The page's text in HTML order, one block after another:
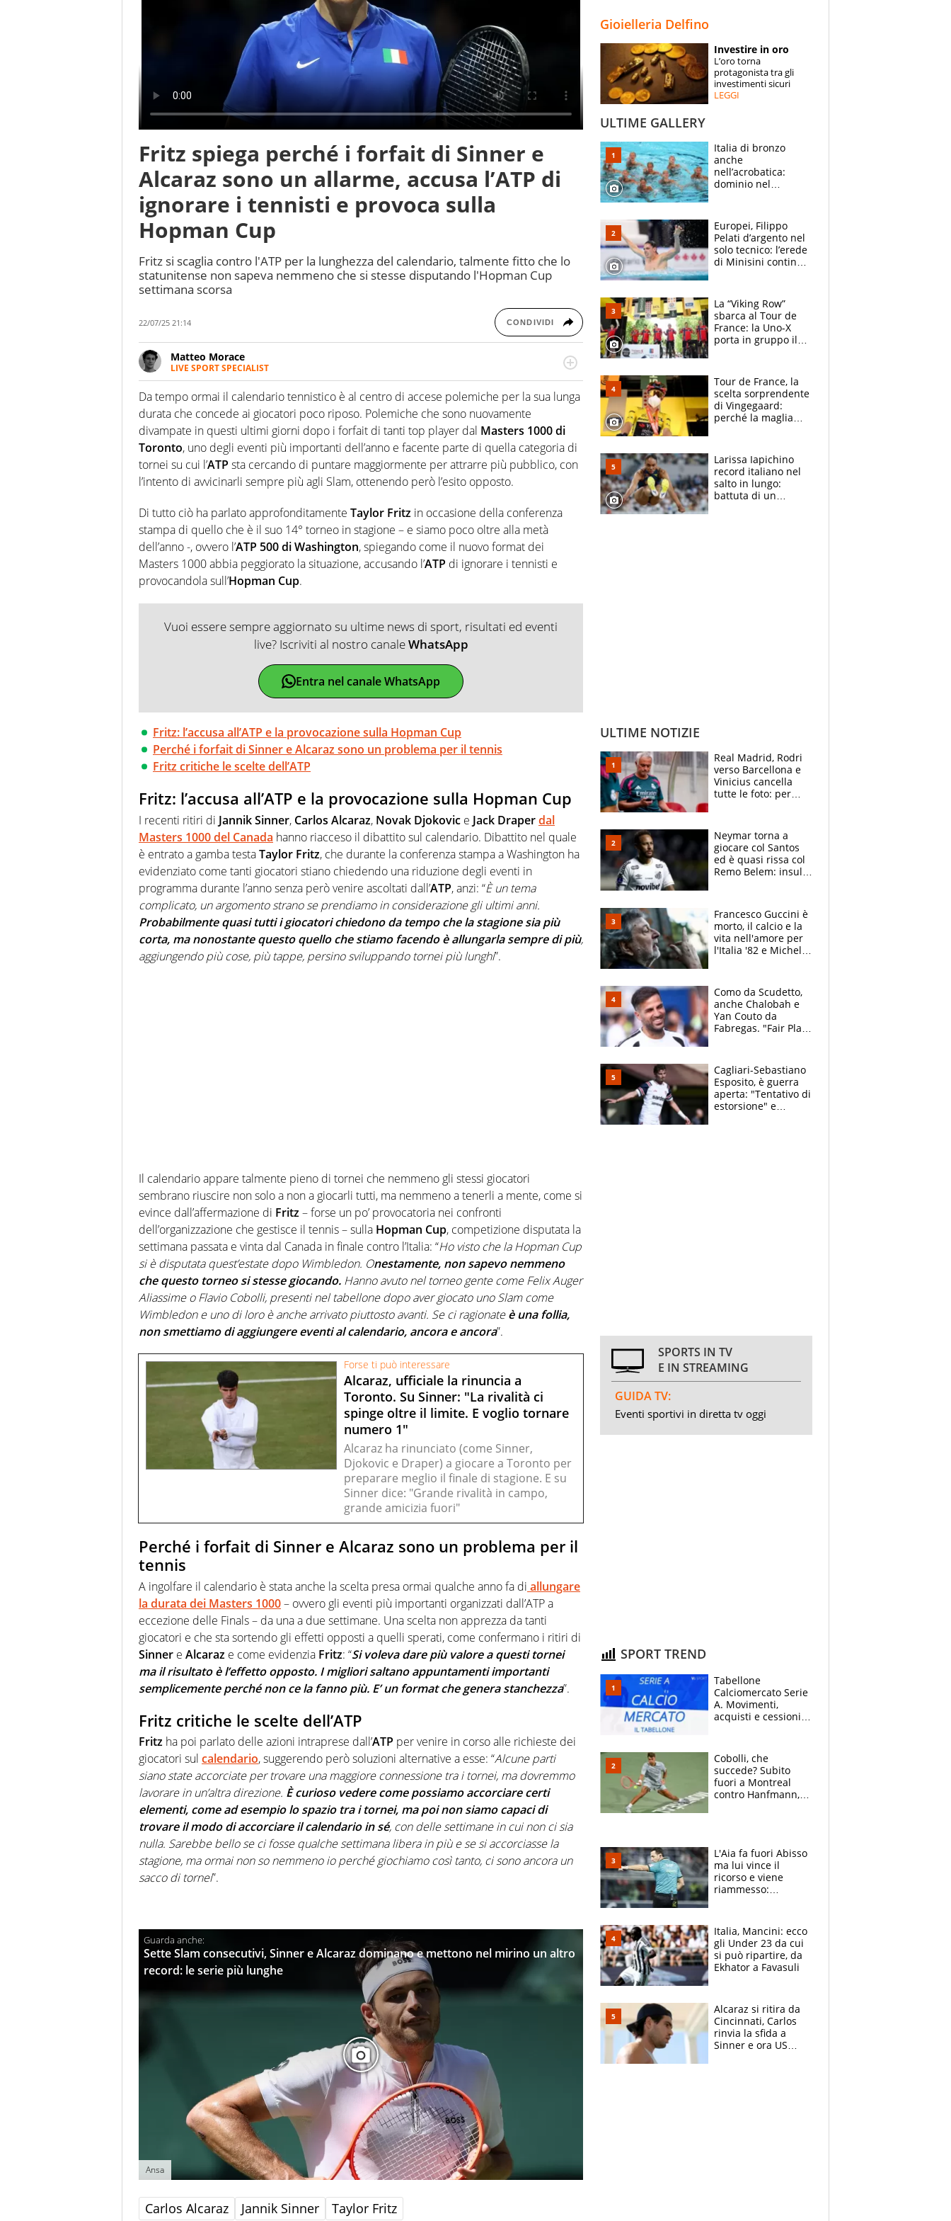
ESPERTI
CONTATTI
Fritz spiega perché i forfait di Sinner e
Alcaraz sono un allarme, accusa l’ATP di
ignorare i tennisti e provoca sulla
Hopman Cup
Fritz si scaglia contro l'ATP per la lunghezza del calendario, talmente fitto che lo
statunitense non sapeva nemmeno che si stesse disputando l'Hopman Cup
settimana scorsa
22/07/25 21:14 CONDIVIDI
Matteo Morace
LIVE SPORT SPECIALIST
La multimedialità quale approccio personale e professionale. Ama raccontare lo sport
focalizzando ogni attenzione sul tempo reale: la verità della dirette non sono opinioni
ma fatti
Da tempo ormai il calendario tennistico è al centro di accese polemiche per la sua lunga
durata che concede ai giocatori poco riposo. Polemiche che sono nuovamente
divampate in questi ultimi giorni dopo i forfait di tanti top player dal Masters 1000 di
Toronto, uno degli eventi più importanti dell’anno e facente parte di quella categoria di
tornei su cui l’ATP sta cercando di puntare maggiormente per attrarre più pubblico, con
l’intento di avvicinarli sempre più agli Slam, ottenendo però l’esito opposto.
Di tutto ciò ha parlato approfonditamente Taylor Fritz in occasione della conferenza
stampa di quello che è il suo 14° torneo in stagione – e siamo poco oltre alla metà
dell’anno -, ovvero l’ATP 500 di Washington, spiegando come il nuovo format dei
Masters 1000 abbia peggiorato la situazione, accusando l’ATP di ignorare i tennisti e
provocandola sull’Hopman Cup.
Vuoi essere sempre aggiornato su ultime news di sport, risultati ed eventi
live? Iscriviti al nostro canaleWhatsApp
Entra nel canale WhatsApp
Fritz: l’accusa all’ATP e la provocazione sulla Hopman Cup
Perché i forfait di Sinner e Alcaraz sono un problema per il tennis
Fritz critiche le scelte dell’ATP
Fritz: l’accusa all’ATP e la provocazione sulla Hopman Cup
I recenti ritiri di Jannik Sinner, Carlos Alcaraz, Novak Djokovic e Jack Draperdal
Masters 1000 del Canada hanno riacceso il dibattito sul calendario. Dibattito nel quale
è entrato a gamba testaTaylor Fritz, che durante la conferenza stampa a Washington ha
evidenziato come tanti giocatori stiano chiedendo una riduzione degli eventi in
programma durante l’anno senza però venire ascoltati dall’ATP, anzi: “È un tema
complicato, un argomento strano se prendiamo in considerazione gli ultimi anni.
Probabilmente quasi tutti i giocatori chiedono da tempo che la stagione sia più
corta, ma nonostante questo quello che stiamo facendo è allungarla sempre di più,
aggiungendo più cose, più tappe, persino sviluppando tornei più lunghi”.
Il calendario appare talmente pieno di tornei che nemmeno gli stessi giocatori
sembrano riuscire non solo a non a giocarli tutti, ma nemmeno a tenerli a mente, come si
evince dall’affermazione di Fritz– forse un po’ provocatoria nei confronti
dell’organizzazione che gestisce il tennis – sulla Hopman Cup, competizione disputata la
settimana passata e vinta dal Canada in finale contro l’Italia: “Ho visto che la Hopman Cup
si è disputata quest’estate dopo Wimbledon. Onestamente, non sapevo nemmeno
che questo torneo si stesse giocando. Hanno avuto nel torneo gente come Felix Auger
Aliassime o Flavio Cobolli, presenti nel tabellone dopo aver giocato uno Slam come
Wimbledon e uno di loro è anche arrivato piuttosto avanti. Se ci ragionateè una follia,
non smettiamo di aggiungere eventi al calendario, ancora e ancora”.
Forse ti può interessare
Alcaraz, ufficiale la rinuncia a
Toronto. Su Sinner: "La rivalità ci
spinge oltre il limite. E voglio tornare
numero 1"
Alcaraz ha rinunciato (come Sinner,
Djokovic e Draper) a giocare a Toronto per
preparare meglio il finale di stagione. E su
Sinner dice: "Grande rivalità in campo,
grande amicizia fuori"
Perché i forfait di Sinner e Alcaraz sono un problema per il
tennis
A ingolfare il calendario è stata anche la scelta presa ormai qualche anno fa di allungare
la durata dei Masters 1000– ovvero gli eventi più importanti organizzati dall’ATP a
eccezione delle Finals – da una a due settimane. Una scelta non apprezza da tanti
giocatori e che sta sortendo gli effetti opposti a quelli sperati, come confermano i ritiri di
Sinner e Alcaraz e come evidenzia Fritz: “Si voleva dare più valore a questi tornei
ma il risultato è l’effetto opposto. I migliori saltano appuntamenti importanti
semplicemente perché non ce la fanno più. E’ un format che genera stanchezza”.
Fritz critiche le scelte dell’ATP
Fritz ha poi parlato delle azioni intraprese dall’ATP per venire in corso alle richieste dei
giocatori sul calendario, suggerendo però soluzioni alternative a esse: “Alcune parti
siano state accorciate per trovare una maggiore connessione tra i tornei, ma dovremmo
lavorare in un’altra direzione. È curioso vedere come possiamo accorciare certi
elementi, come ad esempio lo spazio tra i tornei, ma poi non siamo capaci di
trovare il modo di accorciare il calendario in sé, con delle settimane in cui non ci sia
nulla. Sarebbe bello se ci fosse qualche settimana libera in più e se si accorciasse la
stagione, ma ormai non so nemmeno io perché giochiamo così tanto, ci sono ancora un
sacco di tornei”.
Sette Slam consecutivi, Sinner e Alcaraz dominano e mettono nel mirino un altro
record: le serie più lunghe
Ansa
Carlos Alcaraz Jannik Sinner Taylor Fritz
Gioielleria Delfino
Investire in oro
L’oro torna
protagonista tra gli
investimenti sicuri
LEGGI
ULTIME GALLERY
Italia di bronzo
anche
nell’acrobatica:
dominio nel
e compagni
continuare
Europei, Filippo
Pelati d’argento nel
solo tecnico: l’erede
di Minisini continua
mirino
La “Viking Row”
sbarca al Tour de
France: la Uno-X
porta in gruppo il
compagni
Tour de France, la
scelta sorprendente
di Vingegaard:
perché la maglia
rischio da evitare
Larissa Iapichino
record italiano nel
salto in lungo:
battuta di un
ULTIME NOTIZIE
Real Madrid, Rodri
verso Barcellona e
Vinicius cancella
tutte le foto: per
Neymar torna a
giocare col Santos
ed è quasi rissa col
Remo Belem: insulti
Francesco Guccini è
morto, il calcio e la
vita nell'amore per
l'Italia '82 e Michel
e Juventus
Como da Scudetto,
anche Chalobah e
Yan Couto da
Fabregas. "Fair Play
multa"
Cagliari-Sebastiano
Esposito, è guerra
aperta: "Tentativo di
estorsione" e
SPORTS IN TV
E IN STREAMING
GUIDA TV:
Eventi sportivi in diretta tv oggi
SPORT TREND
Tabellone
Calciomercato Serie
A. Movimenti,
acquisti e cessioni:
Cobolli, che
succede? Subito
fuori a Montreal
contro Hanfmann,
L'Aia fa fuori Abisso
ma lui vince il
ricorso e viene
riammesso:
Italia, Mancini: ecco
gli Under 23 da cui
si può ripartire, da
Ekhator a Favasuli
Alcaraz si ritira da
Cincinnati, Carlos
rinvia la sfida a
Sinner e ora US